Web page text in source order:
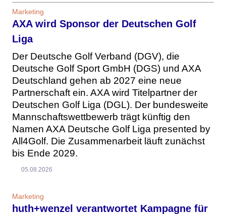
Marketing
AXA wird Sponsor der Deutschen Golf
Liga
Der Deutsche Golf Verband (DGV), die
Deutsche Golf Sport GmbH (DGS) und AXA
Deutschland gehen ab 2027 eine neue
Partnerschaft ein. AXA wird Titelpartner der
Deutschen Golf Liga (DGL). Der bundesweite
Mannschaftswettbewerb trägt künftig den
Namen AXA Deutsche Golf Liga presented by
All4Golf. Die Zusammenarbeit läuft zunächst
bis Ende 2029.
05.08.2026
Marketing
huth+wenzel verantwortet Kampagne für